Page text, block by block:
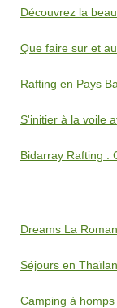
Découvrez la
Que faire sur et
Rafting en Pays
S'initier à la voile
Bidarray Rafting :
Dreams La
Séjours en
Camping à homps